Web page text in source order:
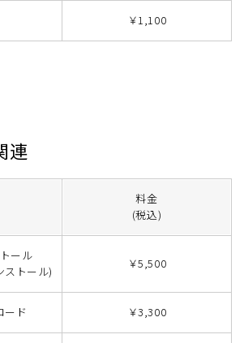
￥1,100
連
料金
(税込)
ール
ストール)
￥5,500
ード ￥3,300